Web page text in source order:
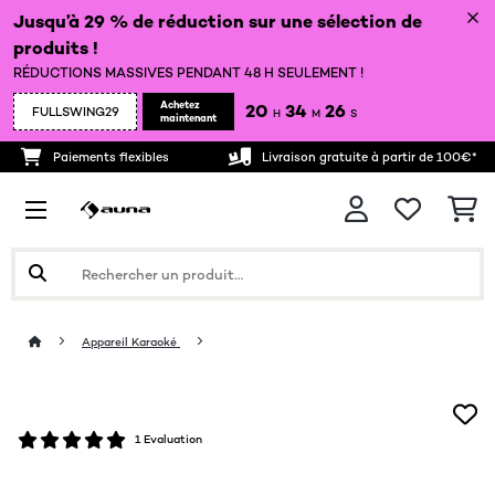
Jusqu’à 29 % de réduction sur une sélection de
produits !
RÉDUCTIONS MASSIVES PENDANT 48 H SEULEMENT !
FULLSWING29
Achetez
maintenant
20 H 34 M 25 S
Paiements flexibles Livraison gratuite à partir de 100€*
Appareil Karaoké
1 Evaluation